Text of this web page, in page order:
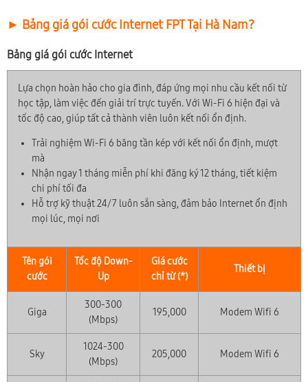
► Bảng giá gói cước Internet FPT Tại Hà Nam?
Bảng giá gói cước Internet
Lựa chọn hoàn hảo cho gia đình, đáp ứng mọi nhu cầu kết nối từ
học tập, làm việc đến giải trí trực tuyến. Với Wi-Fi 6 hiện đại và
tốc độ cao, giúp tất cả thành viên luôn kết nối ổn định.
Trải nghiệm Wi-Fi 6 băng tần kép với kết nối ổn định, mượt
mà
Nhận ngay 1 tháng miễn phí khi đăng ký 12 tháng, tiết kiệm
chi phí tối đa
Hỗ trợ kỹ thuật 24/7 luôn sẵn sàng, đảm bảo Internet ổn định
mọi lúc, mọi nơi
Tên gói
cước
Tốc độ Down-
Up
Giá cước
chỉ từ (*)
Thiết bị
Giga
300-300
(Mbps)
195,000 Modem Wifi 6
Sky
1024-300
(Mbps)
205,000 Modem Wifi 6